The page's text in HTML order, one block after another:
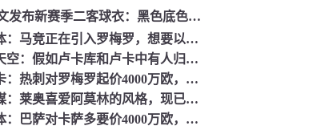
尤文发布新赛季二客球衣：黑色底色调配同色系火焰图画
每体：马竞正在引入罗梅罗，想要以此来留住阿尔瓦雷斯
意天空：假如卢卡库和卢卡中有人归队，那不勒斯将推动热苏斯
马卡：热刺对罗梅罗起价4000万欧，马竞此前报3000万欧元被拒
意媒：莱奥喜爱阿莫林的风格，现已告知米兰自己不想再归队
每体：巴萨对卡萨多要价4000万欧，信任沙特沙龙有才能满意